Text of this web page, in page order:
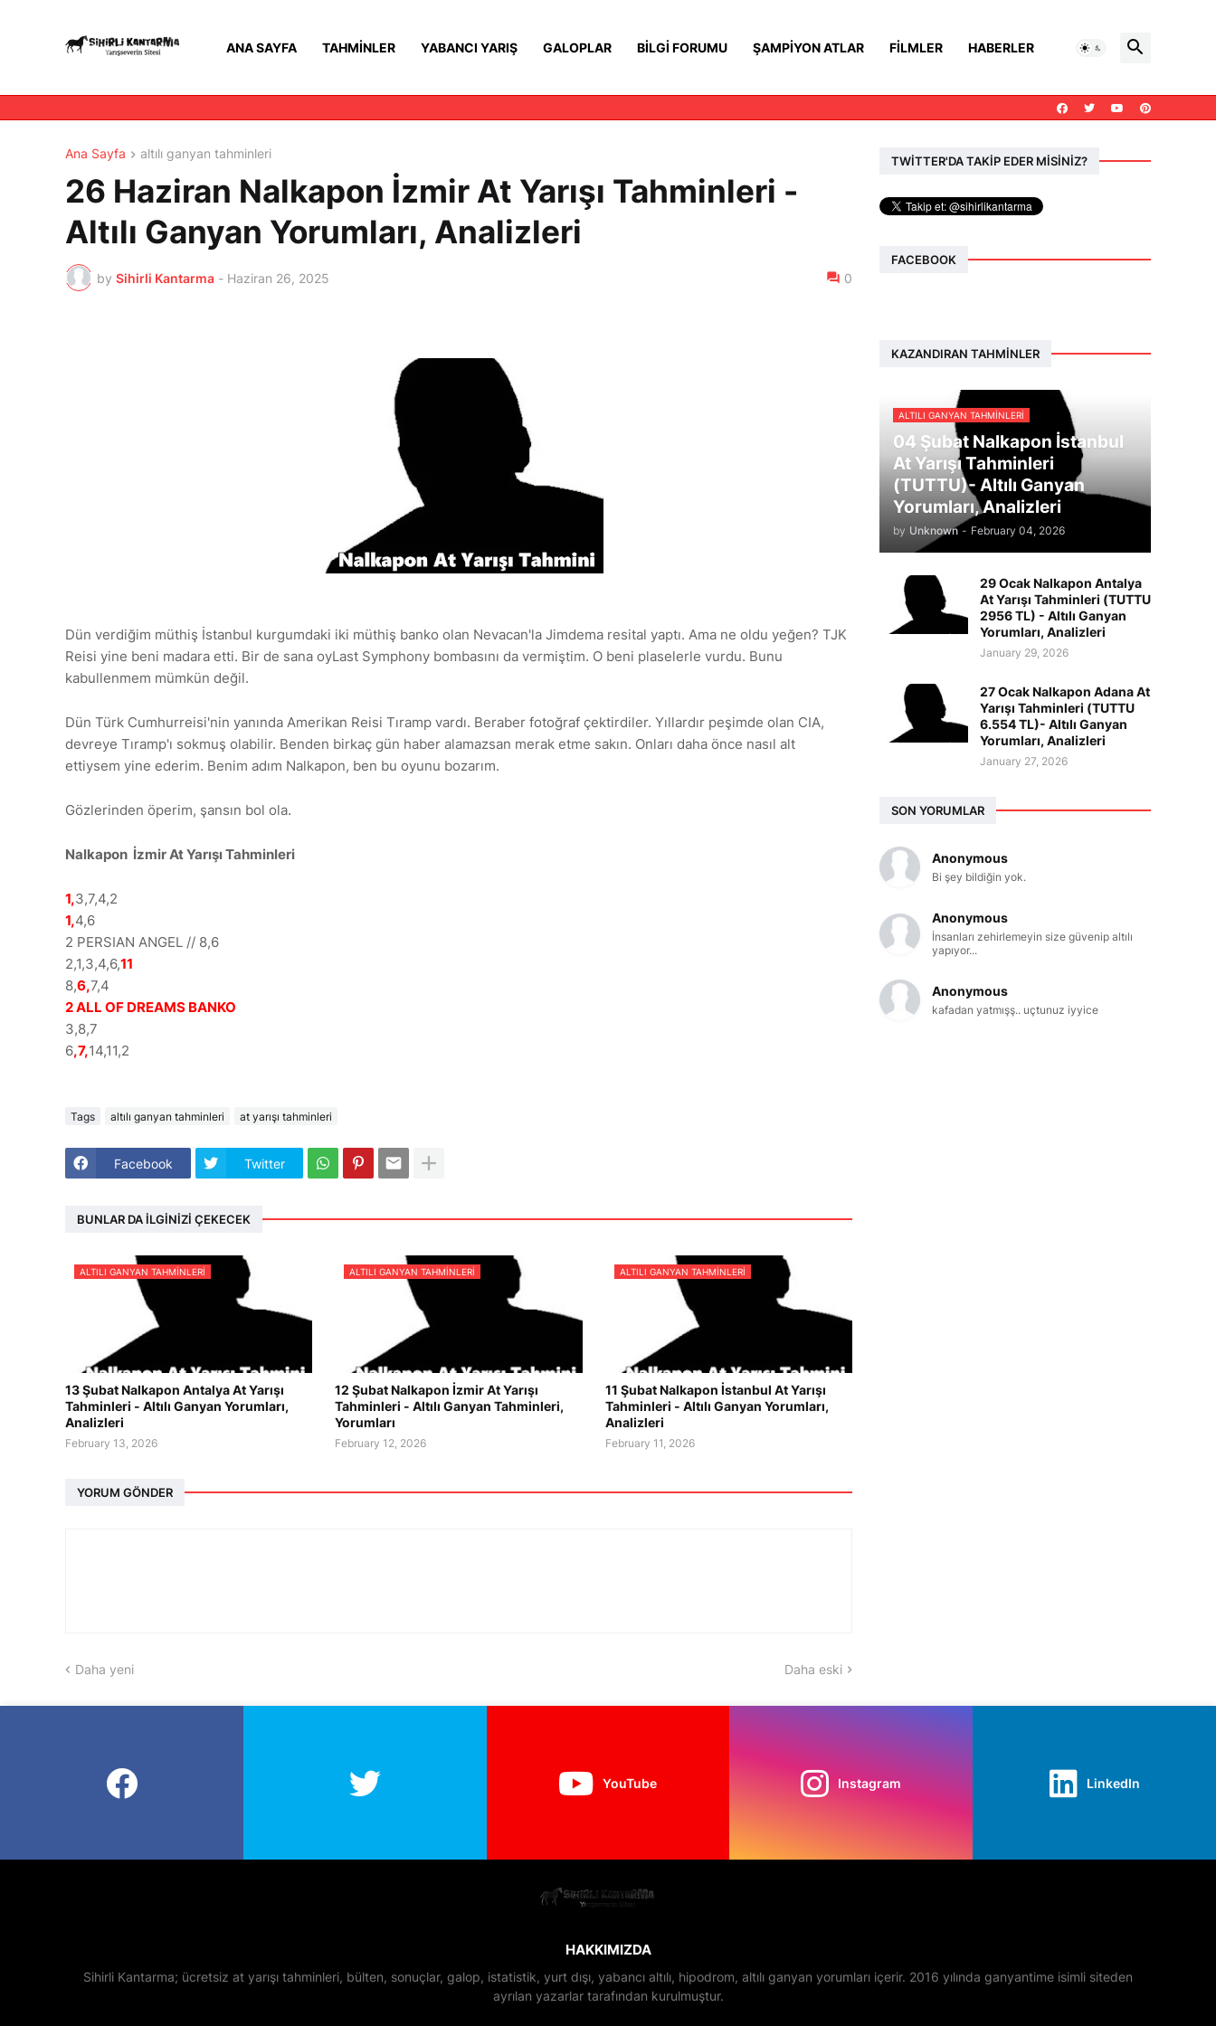
ANA SAYFA TAHMINLER YABANCI YARIŞ GALOPLAR BILGI FORUMU ŞAMPIYON ATLAR FILMLER HABERLER
Ana Sayfa altılı ganyan tahminleri
26 Haziran Nalkapon İzmir At Yarışı Tahminleri -
Altılı Ganyan Yorumları, Analizleri
by Sihirli Kantarma - Haziran 26, 2025 0
Dün verdiğim müthiş İstanbul kurgumdaki iki müthiş banko olan Nevacan'la Jimdema resital yaptı. Ama ne oldu yeğen? TJK
Reisi yine beni madara etti. Bir de sana oyLast Symphony bombasını da vermiştim. O beni plaselerle vurdu. Bunu
kabullenmem mümkün değil.
Dün Türk Cumhurreisi'nin yanında Amerikan Reisi Tıramp vardı. Beraber fotoğraf çektirdiler. Yıllardır peşimde olan CIA,
devreye Tıramp'ı sokmuş olabilir. Benden birkaç gün haber alamazsan merak etme sakın. Onları daha önce nasıl alt
ettiysem yine ederim. Benim adım Nalkapon, ben bu oyunu bozarım.
Gözlerinden öperim, şansın bol ola.
Nalkapon İzmir At Yarışı Tahminleri
1,3,7,4,2
1,4,6
2 PERSIAN ANGEL // 8,6
2,1,3,4,6,11
8,6,7,4
2 ALL OF DREAMS BANKO
3,8,7
6,7,14,11,2
Tags altılı ganyan tahminleri at yarışı tahminleri
Facebook Twitter
BUNLAR DA İLGINIZI ÇEKECEK
ALTILI GANYAN TAHMINLERI
13 Şubat Nalkapon Antalya At Yarışı
Tahminleri - Altılı Ganyan Yorumları,
Analizleri
February 13, 2026
ALTILI GANYAN TAHMINLERI
12 Şubat Nalkapon İzmir At Yarışı
Tahminleri - Altılı Ganyan Tahminleri,
Yorumları
February 12, 2026
ALTILI GANYAN TAHMINLERI
11 Şubat Nalkapon İstanbul At Yarışı
Tahminleri - Altılı Ganyan Yorumları,
Analizleri
February 11, 2026
YORUM GÖNDER
Daha yeni Daha eski
TWİTTER'DA TAKİP EDER MİSİNİZ?
FACEBOOK
KAZANDIRAN TAHMINLER
ALTILI GANYAN TAHMINLERI
04 Şubat Nalkapon İstanbul
At Yarışı Tahminleri
(TUTTU)- Altılı Ganyan
Yorumları, Analizleri
by Unknown - February 04, 2026
29 Ocak Nalkapon Antalya
At Yarışı Tahminleri (TUTTU
2956 TL) - Altılı Ganyan
Yorumları, Analizleri
January 29, 2026
27 Ocak Nalkapon Adana At
Yarışı Tahminleri (TUTTU
6.554 TL)- Altılı Ganyan
Yorumları, Analizleri
January 27, 2026
SON YORUMLAR
Anonymous
Bi şey bildiğin yok.
Anonymous
İnsanları zehirlemeyin size güvenip altılı
yapıyor...
Anonymous
kafadan yatmışş.. uçtunuz iyyice
YouTube Instagram LinkedIn
HAKKIMIZDA
Sihirli Kantarma; ücretsiz at yarışı tahminleri, bülten, sonuçlar, galop, istatistik, yurt dışı, yabancı altılı, hipodrom, altılı ganyan yorumları içerir. 2016 yılında ganyantime isimli siteden
ayrılan yazarlar tarafından kurulmuştur.